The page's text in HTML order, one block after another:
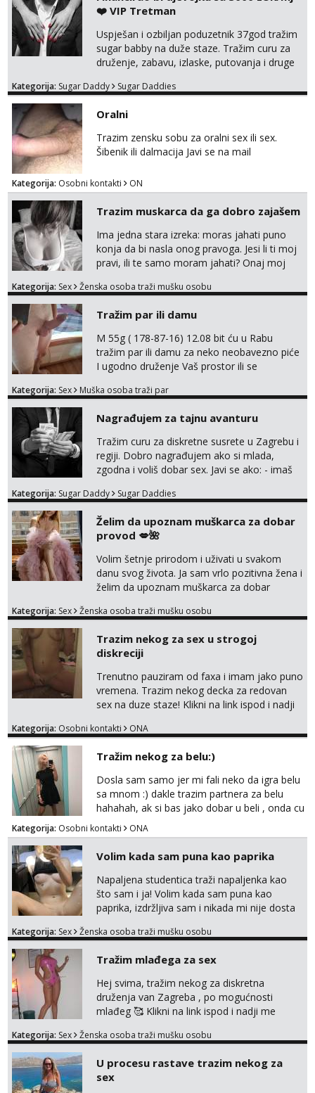
❤️ VIP Tretman
Uspješan i ozbiljan poduzetnik 37god tražim
sugar babby na duže staze. Tražim curu za
druženje, zabavu, izlaske, putovanja i druge
otvorena, komunikativna, zgodna i atraktivna
markodalic37@gmail.com
Kategorija: Sugar Daddy Sugar Daddies
Oralni
Trazim zensku sobu za oralni sex ili sex.
Šibenik ili dalmacija Javi se na mail
Kategorija: Osobni kontakti ON
Trazim muskarca da ga dobro zajašem
Ima jedna stara izreka: moras jahati puno
konja da bi nasla onog pravoga. Jesi li ti moj
pravi, ili te samo moram jahati? Onaj moj
na sexdater link i javi mi se tamo....
Kategorija: Sex Ženska osoba traži mušku osobu
Tražim par ili damu
M 55g ( 178-87-16) 12.08 bit ću u Rabu
tražim par ili damu za neko neobavezno piće
I ugodno druženje Vaš prostor ili se
plaži na noćno kupanje Kontakt
Kategorija: Sex Muška osoba traži par
Nagrađujem za tajnu avanturu
Tražim curu za diskretne susrete u Zagrebu i
regiji. Dobro nagrađujem ako si mlada,
zgodna i voliš dobar sex. Javi se ako: - imaš
kosu - se dobro ljubiš - si fleksibilna s
dostupna radnim danom (vikendi i noći su za
obitelj) - vodiš brigu o zdravlju i koristiš
zaštitu Ne javljajte se: - debele - frajeri i
paro...
Kategorija: Sugar Daddy Sugar Daddies
Želim da upoznam muškarca za dobar
provod 💋🌺
Volim šetnje prirodom i uživati u svakom
danu svog života. Ja sam vrlo pozitivna žena i
želim da upoznam muškarca za dobar
na link ispod i nadji me tamo, cekam te!
Kategorija: Sex Ženska osoba traži mušku osobu
Trazim nekog za sex u strogoj
diskreciji
Trenutno pauziram od faxa i imam jako puno
vremena. Trazim nekog decka za redovan
sex na duze staze! Klikni na link ispod i nadji
Kategorija: Osobni kontakti ONA
Tražim nekog za belu:)
Dosla sam samo jer mi fali neko da igra belu
sa mnom :) dakle trazim partnera za belu
hahahah, ak si bas jako dobar u beli , onda cu
razmislit za dalje Klikni na link ispod i nadji me
tamo, cekam te!
Kategorija: Osobni kontakti ONA
Volim kada sam puna kao paprika
Napaljena studentica traži napaljenka kao
što sam i ja! Volim kada sam puna kao
paprika, izdržljiva sam i nikada mi nije dosta
bilo kad i bilo gdje zato se javi što prije da
tamo, cekam te!
Kategorija: Sex Ženska osoba traži mušku osobu
Tražim mlađega za sex
Hej svima, tražim nekog za diskretna
druženja van Zagreba , po mogućnosti
mlađeg 🥰 Klikni na link ispod i nadji me
Kategorija: Sex Ženska osoba traži mušku osobu
U procesu rastave trazim nekog za
sex